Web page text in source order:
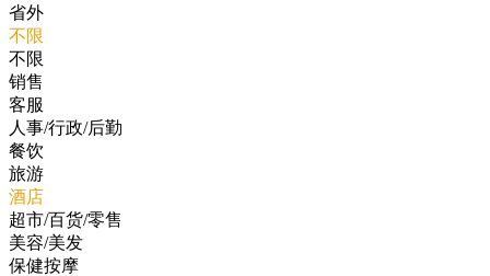
省外
不限
不限
销售
客服
人事/行政/后勤
餐饮
旅游
酒店
超市/百货/零售
美容/美发
保健按摩